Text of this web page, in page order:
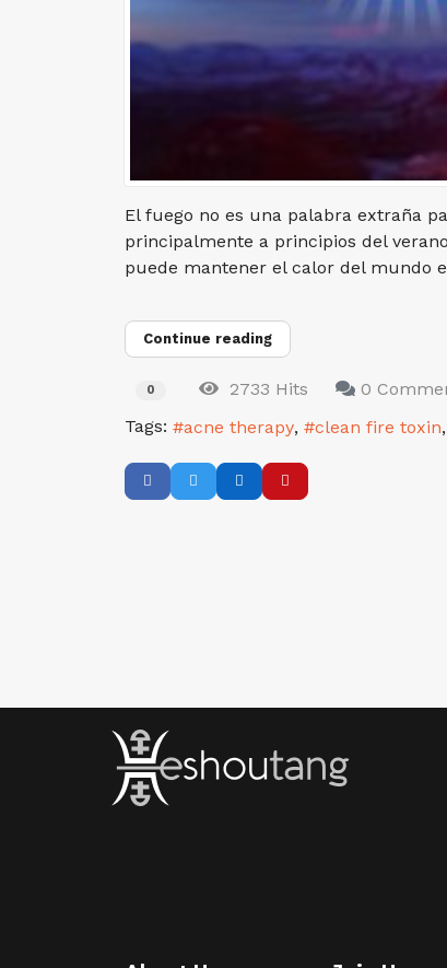
El fuego no es una palabra extraña
principalmente a principios del
puede mantener el calor del mundo
Continue reading
0 2733 Hits
0
Tags:
acne therapy clean fire toxin